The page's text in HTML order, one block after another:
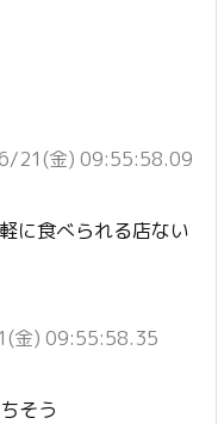
21(金) 09:55:58.09
に食べられる店ない
金) 09:55:58.35
そう